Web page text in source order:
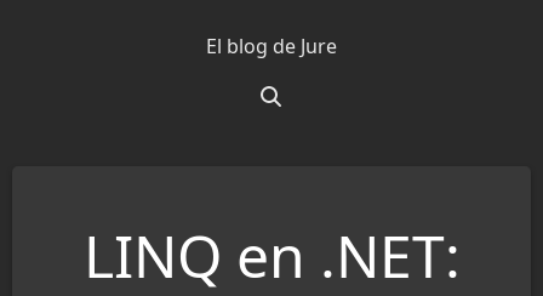
El blog de Jure
LINQ en .NET: